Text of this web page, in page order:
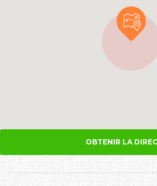
OBTENIR LA